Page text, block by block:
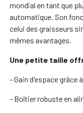
mondial en tant que
automatique. Son
celui des graisseurs
mêmes avantages.
Une petite taille
- Gain d'espace grâce
- Boîtier robuste en